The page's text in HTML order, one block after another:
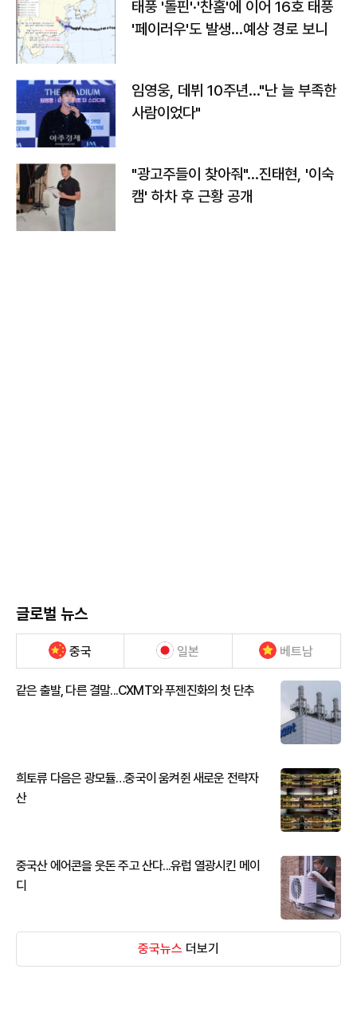
태풍 '돌핀'·'찬홈'에 이어 16호 태풍
'페이러우'도 발생…예상 경로 보니
임영웅, 데뷔 10주년…"난 늘 부족한
사람이었다"
"광고주들이 찾아줘"…진태현, '이숙
캠' 하차 후 근황 공개
글로벌 뉴스
중국 일본 베트남
같은 출발, 다른 결말...CXMT와 푸젠진화의 첫 단추
희토류 다음은 광모듈…중국이 움켜쥔 새로운 전략자
산
중국산 에어콘을 웃돈 주고 산다...유럽 열광시킨 메이
디
중국뉴스 더보기